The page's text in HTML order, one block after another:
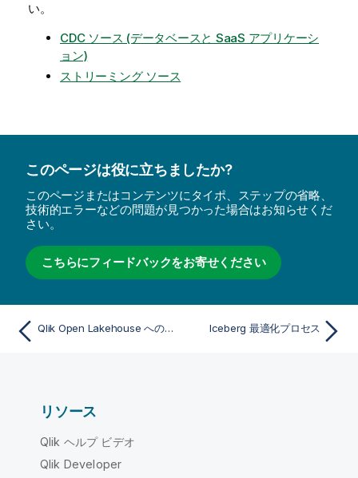
い。
CDC ソース (データベースと SaaS アプリケーシ
ョン)
ストリーミング ソース
このページは役に立ちましたか?
このページまたはコンテンツにタイポ、ステップの省略、
技術的エラーなどの問題が見つかった場合はお知らせくだ
さい。
こちらにフィードバックをお寄せください
Qlik Open Lakehouse へのデータのオンボーディング Iceberg 最適化プロセス
リソース
Qlik ヘルプ ビデオ
Qlik Developer